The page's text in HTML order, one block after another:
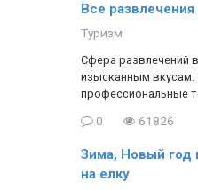
Все развлечения
Туризм
Сфера развлечений
изысканным
профессиональные
0 61826
Зима, Новый год
на елку